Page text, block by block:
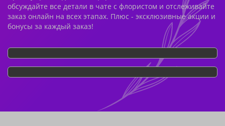
обсуждайте все детали в чате с флористом и отслеживайте
заказ онлайн на всех этапах. Плюс - эксклюзивные акции и
бонусы за каждый заказ!